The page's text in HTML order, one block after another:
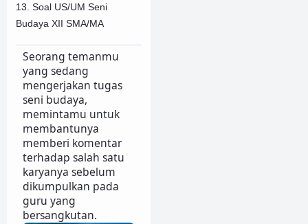
13. Soal US/UM Seni
Budaya XII SMA/MA
Seorang temanmu
yang sedang
mengerjakan tugas
seni budaya,
memintamu untuk
membantunya
memberi komentar
terhadap salah satu
karyanya sebelum
dikumpulkan pada
guru yang
bersangkutan.